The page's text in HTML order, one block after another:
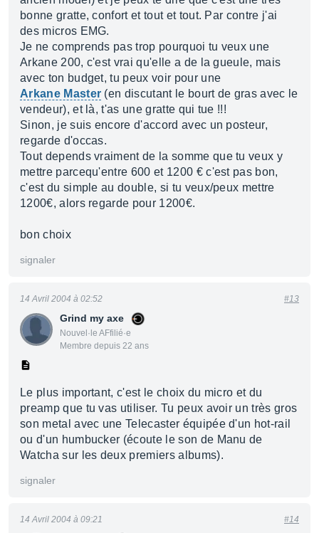
bonne gratte, confort et tout et tout. Par contre j'ai
des micros EMG.
Je ne comprends pas trop pourquoi tu veux une
Arkane 200, c'est vrai qu'elle a de la gueule, mais
avec ton budget, tu peux voir pour une
Arkane Master (en discutant le bourt de gras avec le
vendeur), et là, t'as une gratte qui tue !!!
Sinon, je suis encore d'accord avec un posteur,
regarde d'occas.
Tout depends vraiment de la somme que tu veux y
mettre parcequ'entre 600 et 1200 € c'est pas bon,
c'est du simple au double, si tu veux/peux mettre
1200€, alors regarde pour 1200€.
bon choix
signaler
Grind my axe
Nouvel·le AFfilié·e
Membre depuis 22 ans
14 Avril 2004 à 02:52 #13
Le plus important, c'est le choix du micro et du
preamp que tu vas utiliser. Tu peux avoir un très gros
son metal avec une Telecaster équipée d'un hot-rail
ou d'un humbucker (écoute le son de Manu de
Watcha sur les deux premiers albums).
signaler
14 Avril 2004 à 09:21 #14